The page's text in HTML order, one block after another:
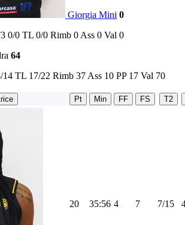
Giorgia Mini 0
0/0 TL 0/0 Rimb 0 Ass 0 Val 0
64
14 TL 17/22 Rimb 37 Ass 10 PP 17 Val 70
Pt Min FF FS T2
20 35:56 4 7 7/15